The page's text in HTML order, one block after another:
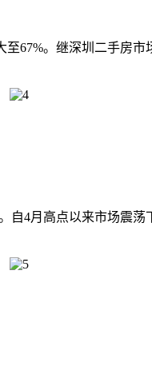
。继深圳二手房
4月高点以来市场震